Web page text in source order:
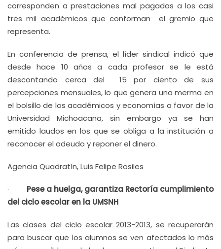
corresponden a prestaciones mal pagadas a los casi
tres mil académicos que conforman el gremio que
representa.
En conferencia de prensa, el líder sindical indicó que
desde hace 10 años a cada profesor se le está
descontando cerca del 15 por ciento de sus
percepciones mensuales, lo que genera una merma en
el bolsillo de los académicos y economías a favor de la
Universidad Michoacana, sin embargo ya se han
emitido laudos en los que se obliga a la institución a
reconocer el adeudo y reponer el dinero.
Agencia Quadratín, Luis Felipe Rosiles
· Pese a huelga, garantiza Rectoría cumplimiento
del ciclo escolar en la UMSNH
Las clases del ciclo escolar 2013-2013, se recuperarán
para buscar que los alumnos se ven afectados lo más